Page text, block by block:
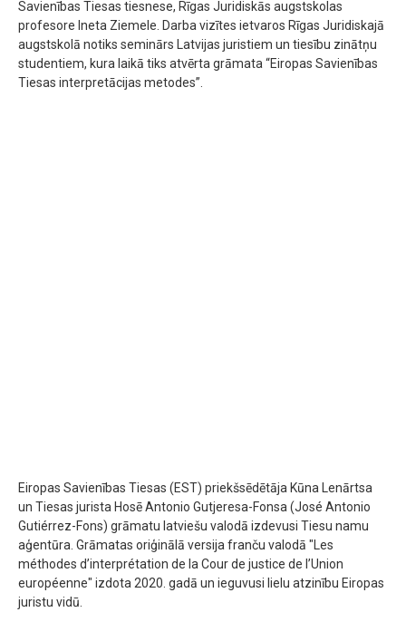
Savienības Tiesas tiesnese, Rīgas Juridiskās augstskolas
profesore Ineta Ziemele. Darba vizītes ietvaros Rīgas Juridiskajā
augstskolā notiks seminārs Latvijas juristiem un tiesību zinātņu
studentiem, kura laikā tiks atvērta grāmata “Eiropas Savienības
Tiesas interpretācijas metodes”.
Eiropas Savienības Tiesas (EST) priekšsēdētāja Kūna Lenārtsa
un Tiesas jurista Hosē Antonio Gutjeresa-Fonsa (José Antonio
Gutiérrez-Fons) grāmatu latviešu valodā izdevusi Tiesu namu
aģentūra. Grāmatas oriģinālā versija franču valodā "Les
méthodes d’interprétation de la Cour de justice de l’Union
européenne" izdota 2020. gadā un ieguvusi lielu atzinību Eiropas
juristu vidū.